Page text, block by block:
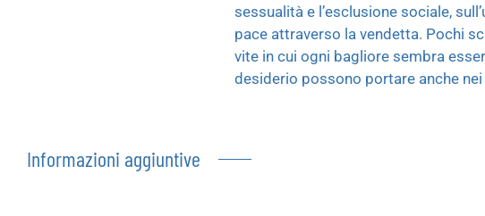
sessualità e l’esclusione sociale,
pace attraverso la vendetta. Pochi
vite in cui ogni bagliore sembra
desiderio possono portare anche
Informazioni aggiuntive